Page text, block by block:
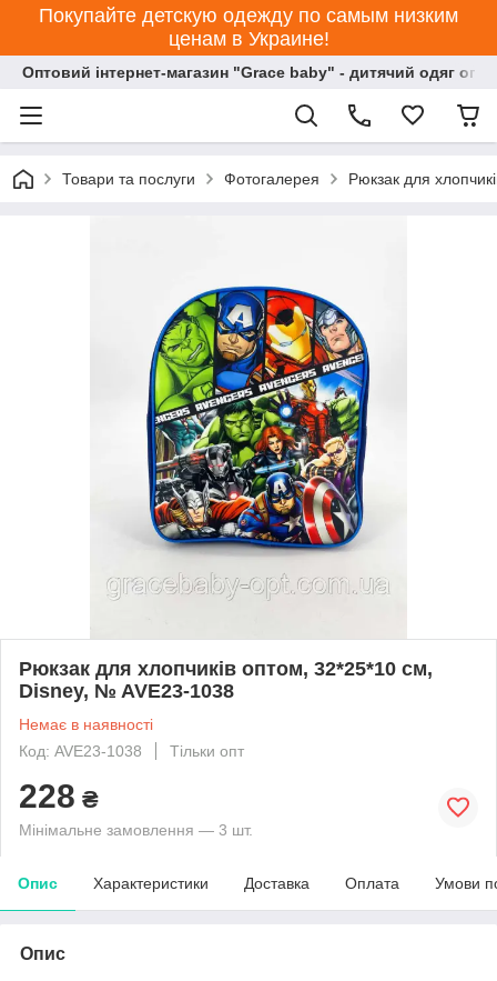
Покупайте детскую одежду по самым низким
ценам в Украине!
Оптовий інтернет-магазин "Grace baby" - дитячий одяг
Товари та послуги Фотогалерея Рюкзак для
Рюкзак для хлопчиків оптом, 32*25*10 см,
Disney, № AVE23-1038
Немає в наявності
Код: AVE23-1038
Тільки опт
228 ₴
Мінімальне замовлення — 3 шт.
Опис Характеристики Доставка Оплата Умови
Опис